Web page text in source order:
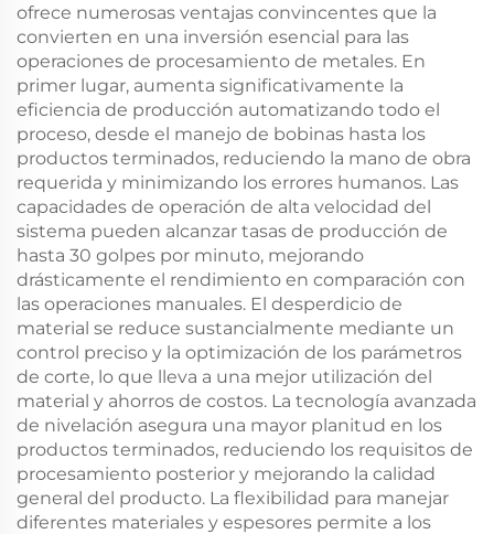
ofrece numerosas ventajas convincentes que la
convierten en una inversión esencial para las
operaciones de procesamiento de metales. En
primer lugar, aumenta significativamente la
eficiencia de producción automatizando todo el
proceso, desde el manejo de bobinas hasta los
productos terminados, reduciendo la mano de obra
requerida y minimizando los errores humanos. Las
capacidades de operación de alta velocidad del
sistema pueden alcanzar tasas de producción de
hasta 30 golpes por minuto, mejorando
drásticamente el rendimiento en comparación con
las operaciones manuales. El desperdicio de
material se reduce sustancialmente mediante un
control preciso y la optimización de los parámetros
de corte, lo que lleva a una mejor utilización del
material y ahorros de costos. La tecnología avanzada
de nivelación asegura una mayor planitud en los
productos terminados, reduciendo los requisitos de
procesamiento posterior y mejorando la calidad
general del producto. La flexibilidad para manejar
diferentes materiales y espesores permite a los